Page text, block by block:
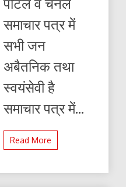
समाचार पत्र में
सभी जन
अबैतनिक तथा
स्वयंसेवी है
समाचार पत्र में...
Read More